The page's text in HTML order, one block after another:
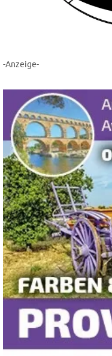
-Anzeige-